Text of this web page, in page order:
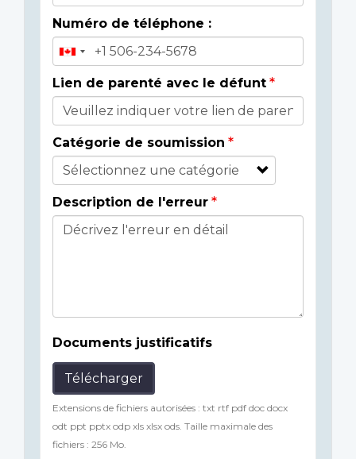
Numéro de téléphone :
Lien de parenté avec le défunt
Catégorie de soumission
Description de l'erreur
Documents justificatifs
Télécharger
Extensions de fichiers autorisées : txt rtf pdf doc docx
odt ppt pptx odp xls xlsx ods. Taille maximale des
fichiers : 256 Mo.